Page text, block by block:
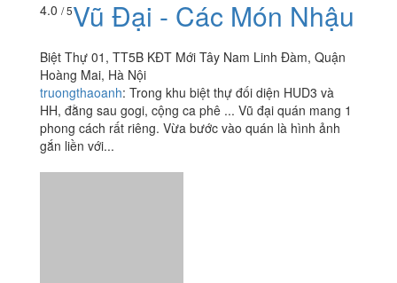
gắn liền với...